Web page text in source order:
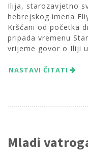
Ilija, starozavjetno
hebrejskog imena
Kršćani od početka
pripada vremenu
vrijeme govor o Iliji
NASTAVI ČITATI
Mladi